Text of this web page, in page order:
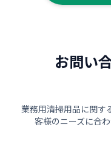
お問い
業務用清掃用品に関す
客様のニーズに合